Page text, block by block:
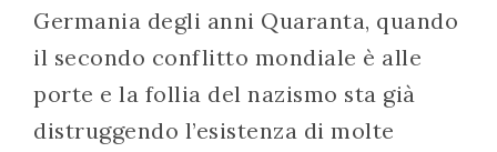
Germania degli anni Quaranta, quando
il secondo conflitto mondiale è alle
porte e la follia del nazismo sta già
distruggendo l’esistenza di molte